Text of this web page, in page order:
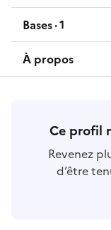
collections
Bases·1
base
À propos
Ce profil
Revenez
d’être